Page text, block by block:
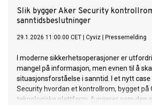
Slik bygger Aker Security
sanntidsbeslutninger
29.1.2026 11:00:00 CET Cyviz Pressemelding
I moderne sikkerhetsoperasjoner er
mangel på informasjon, men evnen til å
situasjonsforståelse i sanntid. I et nytt case
Security hvordan et kontrollrom, bygget på
teknologiske plattform, fungerer som den